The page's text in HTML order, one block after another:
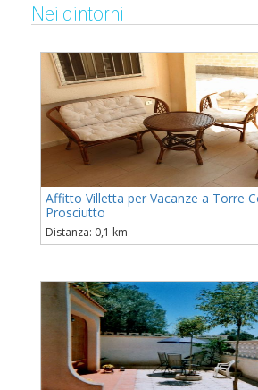
Nei dintorni
Affitto Villetta per Vacanze a Torre
Prosciutto
Distanza: 0,1 km